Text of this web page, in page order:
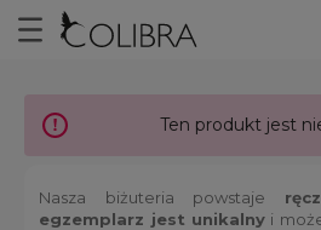
Ten produkt jest
Nasza biżuteria powstaje
egzemplarz jest unikalnyi